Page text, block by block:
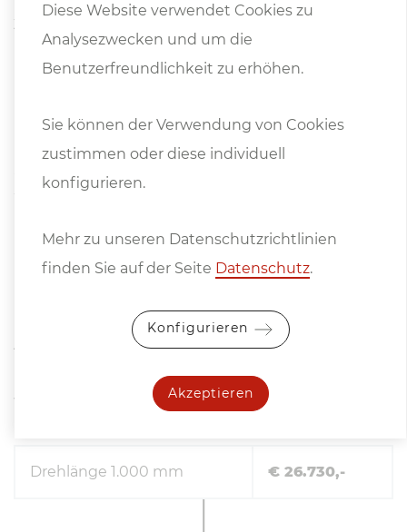
3-Backenfutter Bison 3204/DIN6350, Ø 160 mm
Nivellierbolzen- und Platten
Reitstock mit Schnellklemmung
Betriebsanleitung
Ausrüstung gemäß „CE“
Weitere Drehlängen:
Drehlänge 1.000 mm € 26.730,-
Diese Website verwendet Cookies zu
Analysezwecken und um die
Benutzerfreundlichkeit zu erhöhen.
Sie können der Verwendung von Cookies
zustimmen oder diese individuell
konfigurieren.
Mehr zu unseren Datenschutzrichtlinien
finden Sie auf der Seite Datenschutz.
Konfigurieren
Akzeptieren